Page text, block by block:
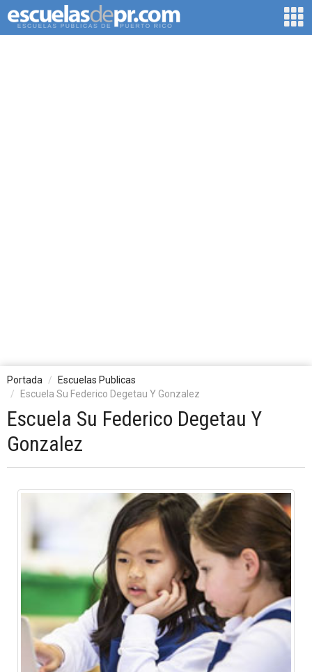
Portada
Escuelas Publicas
Escuela Su Federico Degetau Y Gonzalez
Escuela Su Federico Degetau Y
Gonzalez